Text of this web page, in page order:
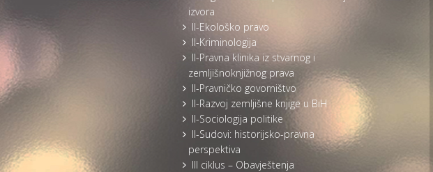
izvora
II-Ekološko pravo
II-Kriminologija
II-Pravna klinika iz stvarnog i
zemljišnoknjižnog prava
II-Pravničko govorništvo
II-Razvoj zemljišne knjige u BiH
II-Sociologija politike
II-Sudovi: historijsko-pravna
perspektiva
III ciklus – Obavještenja